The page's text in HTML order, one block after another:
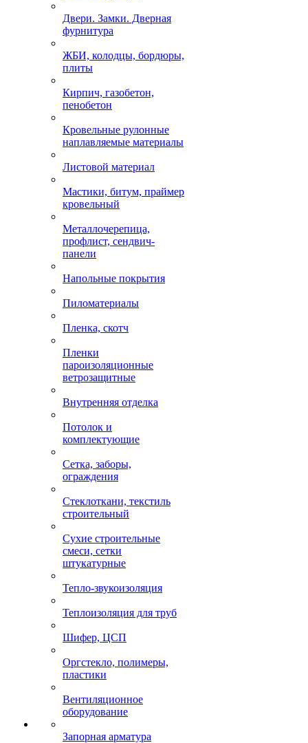
Двери. Замки. Дверная
фурнитура
ЖБИ, колодцы, бордюры,
плиты
Кирпич, газобетон,
пенобетон
Кровельные рулонные
наплавляемые материалы
Листовой материал
Мастики, битум, праймер
кровельный
Металлочерепица,
профлист, сендвич-
панели
Напольные покрытия
Пиломатериалы
Пленка, скотч
Пленки
пароизоляционные
ветрозащитные
Внутренняя отделка
Потолок и
комплектующие
Сетка, заборы,
ограждения
Стеклоткани, текстиль
строительный
Сухие строительные
смеси, сетки
штукатурные
Тепло-звукоизоляция
Теплоизоляция для труб
Шифер, ЦСП
Оргстекло, полимеры,
пластики
Вентиляционное
оборудование
Запорная арматура